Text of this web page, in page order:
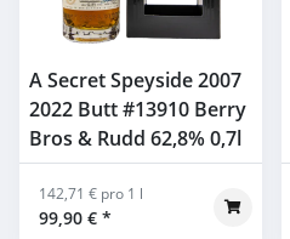
A Secret Speyside 2007
2022 Butt #13910 Berry
Bros & Rudd 62,8% 0,7l
99,90 € *
142,71 € pro 1 l